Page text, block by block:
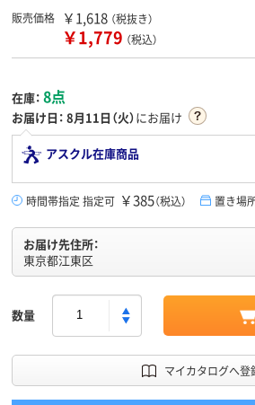
販売価格 ￥1,618 （税抜き）
￥1,779 （税込）
在庫： 8点
お届け日： 8月11日（火）にお届け
アスクル在庫商品
時間帯指定 指定可 ￥385（税込） 置き場
お届け先住所：
東京都江東区
数量
マイカタログへ登